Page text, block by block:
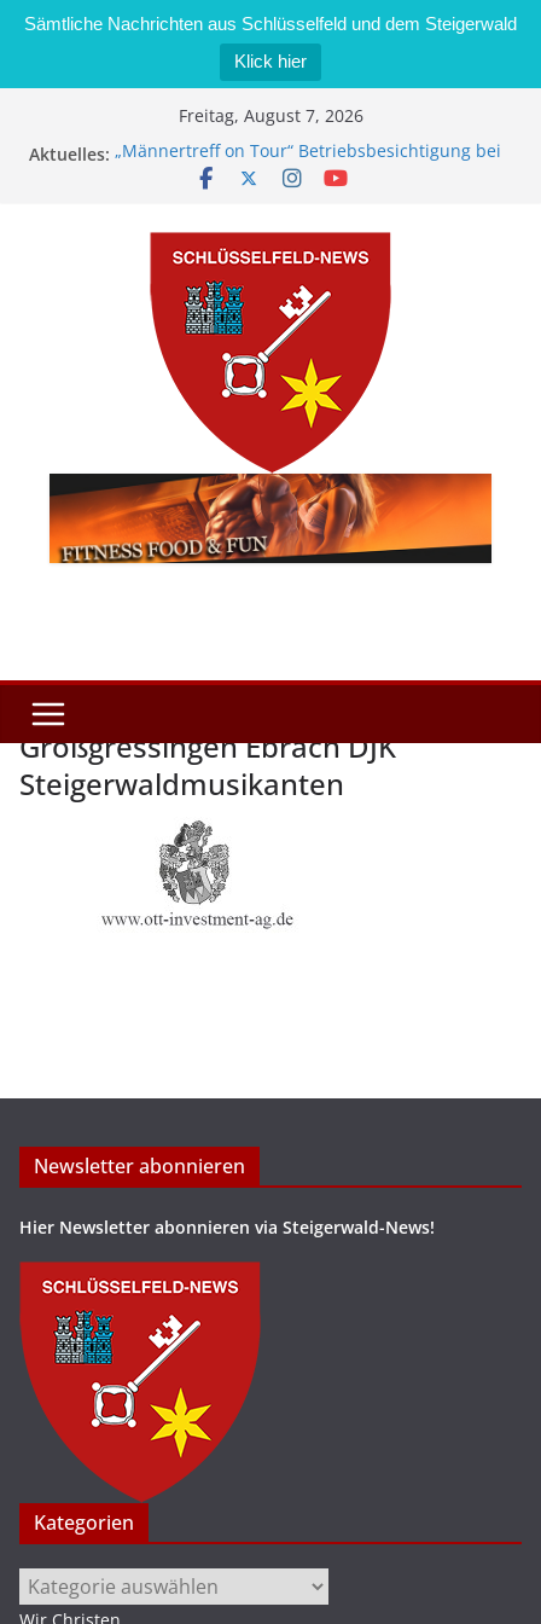
Sämtliche Nachrichten aus Schlüsselfeld und dem Steigerwald
Klick hier
Freitag, August 7, 2026
Aktuelles: „Männertreff on Tour“ Betriebsbesichtigung bei
der Schreinerei Zimmermann GmbH
Brand in Sägewerk in Bernroth schnell unter
Kontrolle
Stadt Schlüsselfeld bietet Online-Anmeldung für
Kindergartenplätze an
Dieseldiebstahl im Wert von 600 Euro
Großgressingen Ebrach DJK
Steigerwaldmusikanten
Newsletter abonnieren
Hier Newsletter abonnieren via Steigerwald-News!
Kategorien
Kategorien